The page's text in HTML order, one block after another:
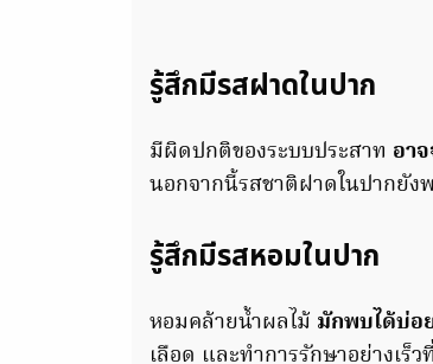
รู้สึกมีรสฝาดในปาก
มีผิดปกติของระบบประสาท อา
นอกจากนี้รสชาติฝาดในปากยัง
รู้สึกมีรสหอมในปาก
หอมคล้ายน้ำผลไม้ มักพบได้บ่อ
เลือด และทำการรักษาอย่างเร็ว